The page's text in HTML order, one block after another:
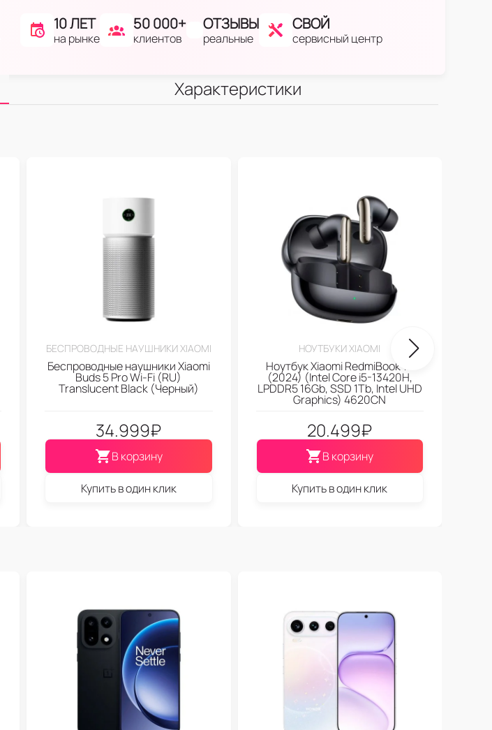
10 ЛЕТ
на рынке
50 000+
клиентов
ОТЗЫВЫ
реальные
СВОЙ
сервисный центр
Характеристики
БЕСПРОВОДНЫЕ НАУШНИКИ XIAOMI
Беспроводные наушники Xiaomi
Buds 5 Pro Wi-Fi (RU)
Translucent Black (Черный)
34.999₽
В корзину
Купить в один клик
НОУТБУКИ XIAOMI
Ноутбук Xiaomi RedmiBook 14
(2024) (Intel Core i5-13420H,
LPDDR5 16Gb, SSD 1Tb, Intel UHD
Graphics) 4620CN
20.499₽
В корзину
Купить в один клик